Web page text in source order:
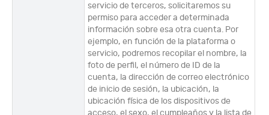
servicio de terceros, solicitaremos su
permiso para acceder a determinada
información sobre esa otra cuenta. Por
ejemplo, en función de la plataforma o
servicio, podremos recopilar el nombre, la
foto de perfil, el número de ID de la
cuenta, la dirección de correo electrónico
de inicio de sesión, la ubicación, la
ubicación física de los dispositivos de
acceso, el sexo, el cumpleaños y la lista de